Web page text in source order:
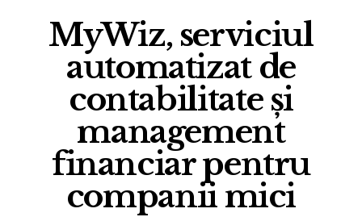
MyWiz, serviciul
automatizat de
contabilitate și
management
financiar pentru
companii mici